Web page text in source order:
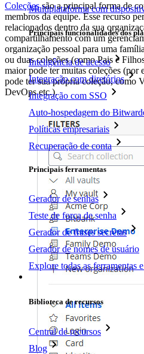
Multiplataforma com
Principais funcionalidades dos
Inteligência de acesso
Integração com diretórios
Integração com SSO
Auto-hospedagem do
Políticas empresariais
Recuperação de conta
Principais ferramentas
Gerador de senhas
Teste de força de senha
Gerador de frases secretas
Gerador de nomes de usuário
Explore todas as ferramentas
Biblioteca de recursos
Central de recursos
Blog
Coleçõessão a principal forma de
membros da equipe. Esse recurso
relacionados dentro da sua
compartilhamento com um
organização pessoal para uma
ou duas coleções (como Pais e
maior pode ter muitas coleções (por
pode ter sua própria coleção, como
DevOps etc.).